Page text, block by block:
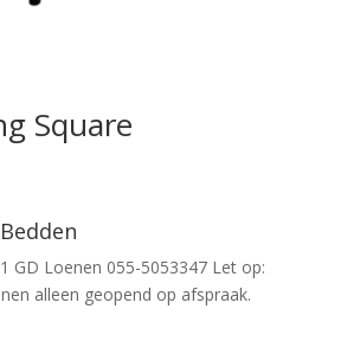
Square
GD Loenen 055-5053347 Let op:
alleen geopend op afspraak.